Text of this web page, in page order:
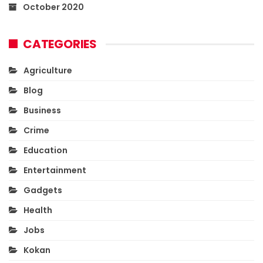
October 2020
CATEGORIES
Agriculture
Blog
Business
Crime
Education
Entertainment
Gadgets
Health
Jobs
Kokan